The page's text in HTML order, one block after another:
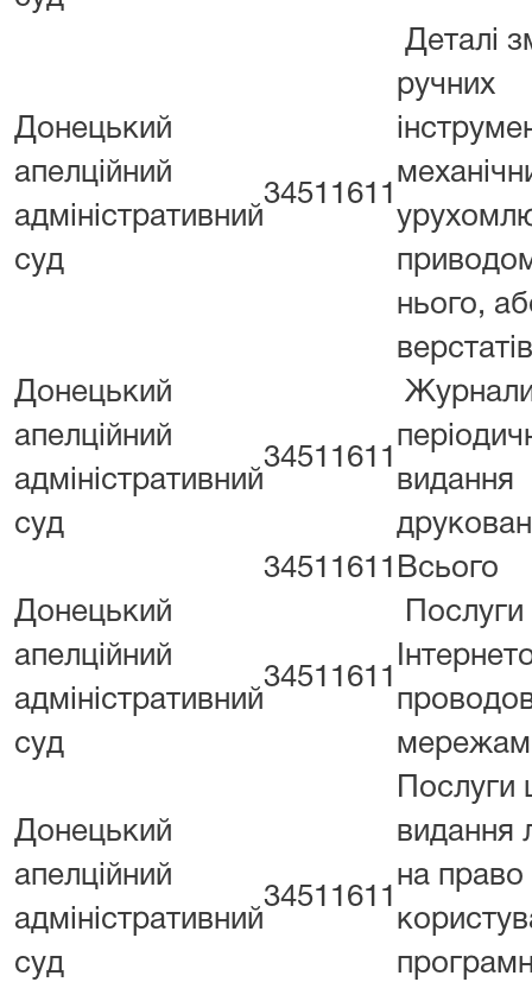
Донецький
апелційний
адміністративний
суд
34511611
Деталі
ручних
нього,
верстатів
Донецький
апелційний
адміністративний
суд
34511611
видання
34511611 Всього
Донецький
апелційний
адміністративний
суд
34511611
Донецький
апелційний
адміністративний
суд
34511611
видання
на право